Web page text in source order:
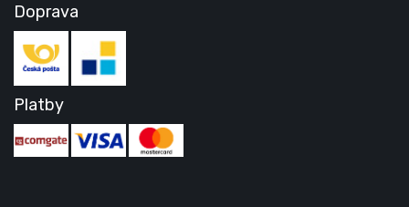
Doprava
Platby